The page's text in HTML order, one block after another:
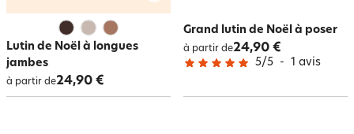
Lutin de Noël à longues
jambes
à partir de24,90 €
Grand lutin de Noël à poser
à partir de24,90 €
5/5 - 1 avis